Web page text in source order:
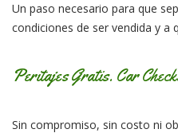
Un paso necesario para que
condiciones de ser vendida y a
Peritajes Gratis. Car
Sin compromiso, sin costo ni